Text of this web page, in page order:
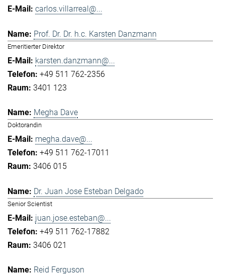
carlos.villarreal@...
Prof. Dr. Dr. h.c. Karsten Danzmann
Emeritierter Direktor
karsten.danzmann@...
+49 511 762-2356
3401 123
Megha Dave
Doktorandin
megha.dave@...
+49 511 762-17011
3406 015
Dr. Juan Jose Esteban Delgado
Senior Scientist
juan.jose.esteban@...
+49 511 762-17882
3406 021
Reid Ferguson